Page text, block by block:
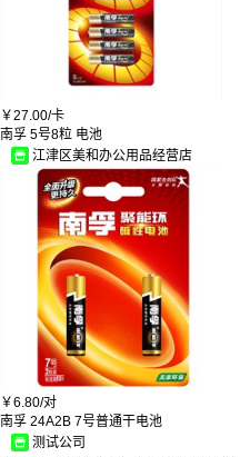
华洋/HUAYANG
黑战狼
诗云
飞科/FLYCO
迈舒美
暴龙/BOLON
康宝/Canbo
铭聚布艺/MINGJU
佳艺田
奥妙/OMO
阿道夫/ADOLPH
绿叶/GreenLeaf
黄海
蓝艺
￥27.00/卡
南孚 5号8粒 电池
江津区美和办公用品经营店
￥6.80/对
南孚 24A2B 7号普通干电池
测试公司